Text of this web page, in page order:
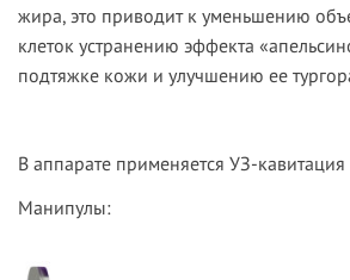
жира, это приводит к уменьшению
клеток устранению эффекта
подтяжке кожи и улучшению ее
В ап­па­рате при­меня­ет­ся УЗ-
Манипулы: